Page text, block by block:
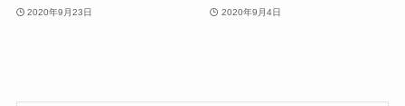
2020年9月23日 2020年9月4日